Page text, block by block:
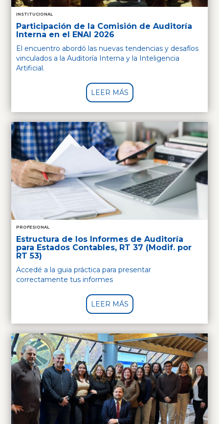
INSTITUCIONAL
Participación de la Comisión de Auditoría
Interna en el ENAI 2026
El encuentro abordó las nuevas tendencias y desafíos
vinculados a la Auditoría Interna y la Inteligencia
Artificial.
LEER MÁS
PROFESIONAL
Estructura de los Informes de Auditoría
para Estados Contables, RT 37 (Modif. por
RT 53)
Accedé a la guia práctica para presentar
correctamente tus informes
LEER MÁS